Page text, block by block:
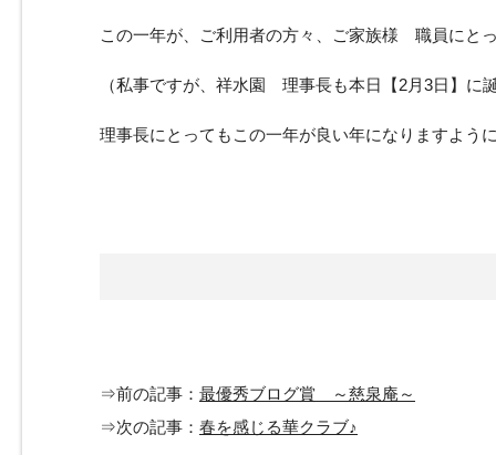
この一年が、ご利用者の方々、ご家族様 職員にと
（私事ですが、祥水園 理事長も本日【2月3日】に
理事長にとってもこの一年が良い年になりますよう
⇒前の記事： 最優秀ブログ賞 ～慈泉庵～
⇒次の記事： 春を感じる華クラブ♪